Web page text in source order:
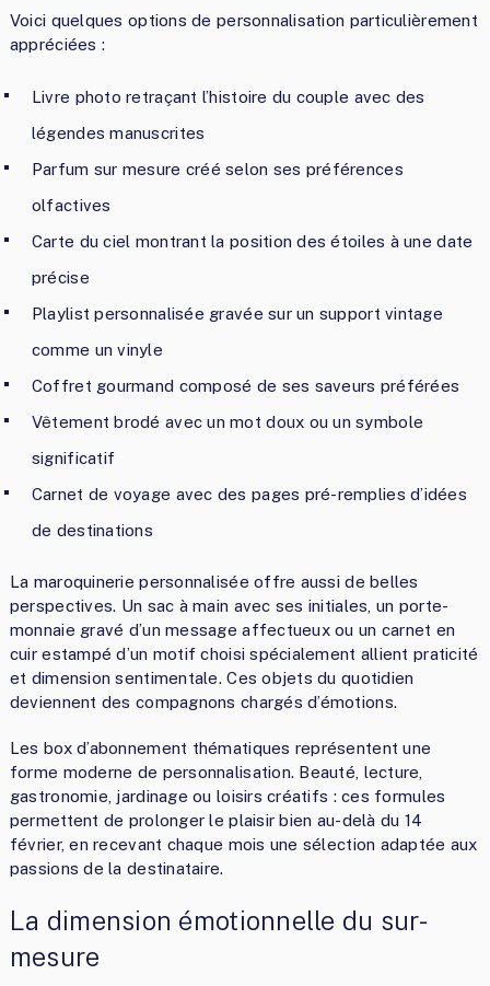
Voici quelques options de personnalisation particulièrement
appréciées :
Livre photo retraçant l’histoire du couple avec des
légendes manuscrites
Parfum sur mesure créé selon ses préférences
olfactives
Carte du ciel montrant la position des étoiles à une date
précise
Playlist personnalisée gravée sur un support vintage
comme un vinyle
Coffret gourmand composé de ses saveurs préférées
Vêtement brodé avec un mot doux ou un symbole
significatif
Carnet de voyage avec des pages pré-remplies d’idées
de destinations
La maroquinerie personnalisée offre aussi de belles
perspectives. Un sac à main avec ses initiales, un porte-
monnaie gravé d’un message affectueux ou un carnet en
cuir estampé d’un motif choisi spécialement allient praticité
et dimension sentimentale. Ces objets du quotidien
deviennent des compagnons chargés d’émotions.
Les box d’abonnement thématiques représentent une
forme moderne de personnalisation. Beauté, lecture,
gastronomie, jardinage ou loisirs créatifs : ces formules
permettent de prolonger le plaisir bien au-delà du 14
février, en recevant chaque mois une sélection adaptée aux
passions de la destinataire.
La dimension émotionnelle du sur-
mesure